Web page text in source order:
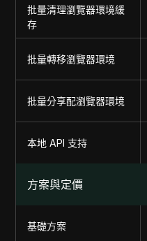
批量清理瀏覽器環境緩
存
批量轉移瀏覽器環境
批量分享配瀏覽器環境
本地 API 支持
方案與定價
基礎方案